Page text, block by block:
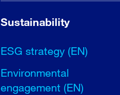
Sustainability
ESG strategy (EN)
Environmental
engagement (EN)